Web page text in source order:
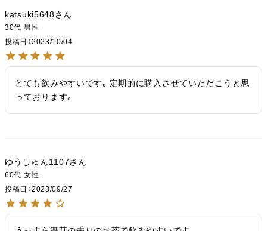
katsuki5648
30代 男性
投稿日
2023/10/04
とても飲みやすいです。定期的に購入させていただこうと思
っております。
ゆうしゅん1107
60代 女性
投稿日
2023/09/27